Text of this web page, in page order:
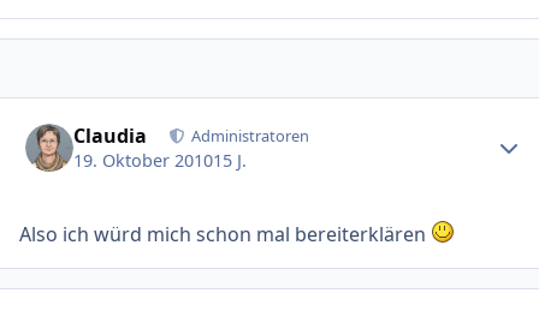
Claudia Administratoren
19. Oktober 201015 J.
Also ich würd mich schon mal bereiterklären